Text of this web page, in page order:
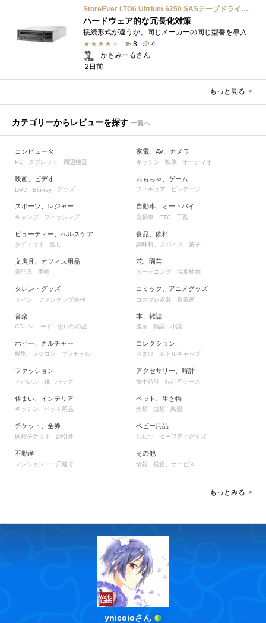
StoreEver LTO6 Ultrium 6250 SASテープドライブ(内蔵型)
ハードウェア的な冗長化対策
8
4
かもみーるさん
2日前
もっと見る
カテゴリーからレビューを探す 一覧へ
コンピュータ
PC タブレット 周辺機器
映画、ビデオ
DVD Blu-ray グッズ
スポーツ、レジャー
キャンプ フィッシング
ビューティー、ヘルスケア
ダイエット 癒し
文房具、オフィス用品
筆記具 手帳
タレントグッズ
サイン ファンクラブ会報
家電、AV、カメラ
キッチン 映像 オーディオ
おもちゃ、ゲーム
フィギュア ビンテージ
自動車、オートバイ
自動車 ETC 工具
食品、飲料
調味料、スパイス 菓子
花、園芸
ガーデニング 観葉植物
コミック、アニメグッズ
コスプレ衣装 直筆画
音楽
CD レコード 思い出の品
ホビー、カルチャー
模型 ラジコン プラモデル
ファッション
アパレル 靴 バッグ
住まい、インテリア
キッチン ペット用品
チケット、金券
興行チケット 割引券
不動産
マンション 一戸建て
本、雑誌
漫画 雑誌 小説
コレクション
おまけ ボトルキャップ
アクセサリー、時計
懐中時計 時計用ケース
ペット、生き物
魚類 虫類 鳥類
ベビー用品
おむつ セーフティグッズ
その他
情報 役務、サービス
もっとみる
ynicoioさん